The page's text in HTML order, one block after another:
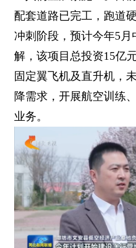
配套道路已完工，跑道
冲刺阶段，预计今年5
解，该项目总投资15亿
固定翼飞机及直升机，
降需求，开展航空训练
业务。